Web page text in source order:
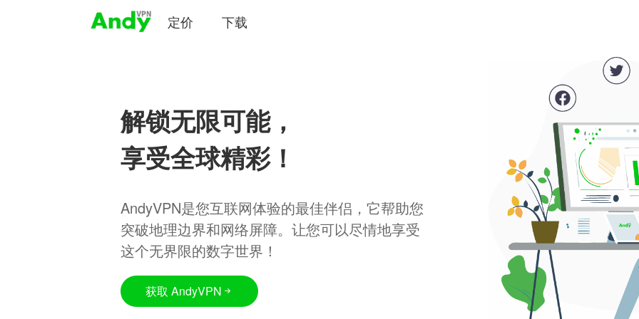
定价 下载
解锁无限可能，
享受全球精彩！
AndyVPN是您互联网体验的最佳伴侣，它帮助您
突破地理边界和网络屏障。让您可以尽情地享受
这个无界限的数字世界！
获取 AndyVPN